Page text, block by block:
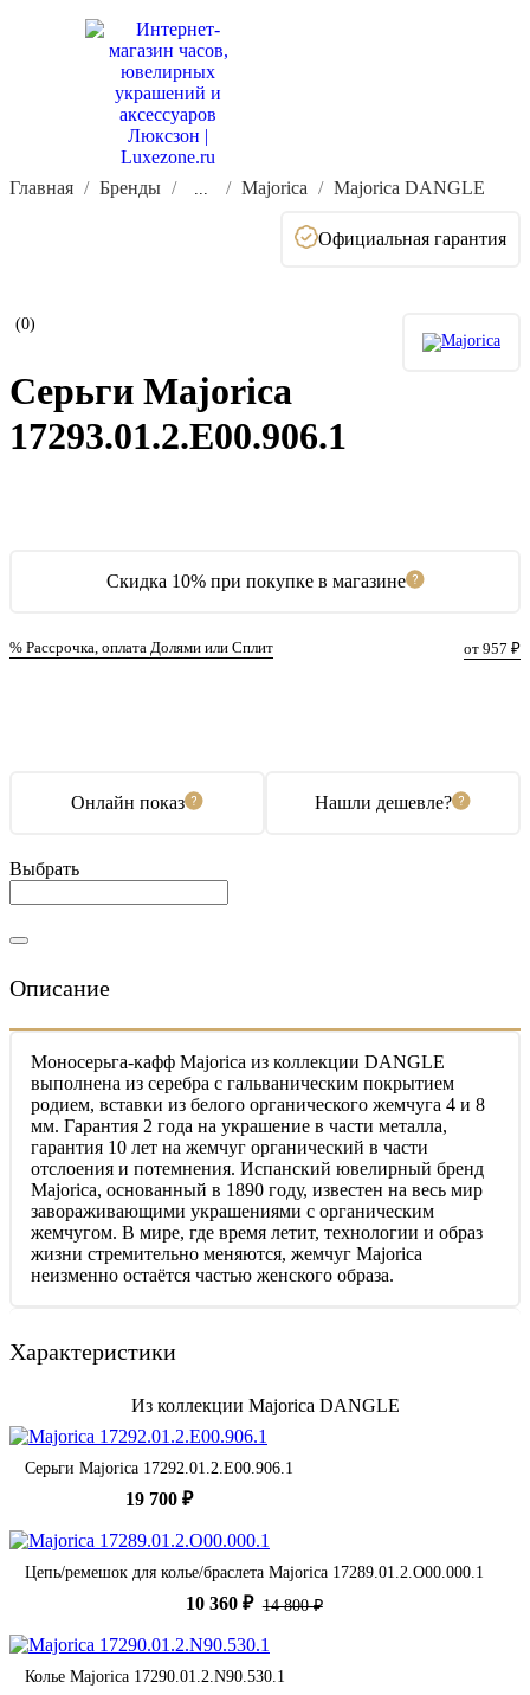
Главная Бренды ... Majorica Majorica DANGLE
Официальная гарантия
(0)
Скидка 10% при покупке в магазине
% Рассрочка, оплата Долями или Сплит от 957 ₽
Серьги Majorica
17293.01.2.E00.906.1
Онлайн показ Нашли дешевле?
Выбрать
Описание
Моносерьга-кафф Majorica из коллекции DANGLE
выполнена из серебра с гальваническим покрытием
родием, вставки из белого органического жемчуга 4 и 8
мм. Гарантия 2 года на украшение в части металла,
гарантия 10 лет на жемчуг органический в части
отслоения и потемнения. Испанский ювелирный бренд
Majorica, основанный в 1890 году, известен на весь мир
завораживающими украшениями c органическим
жемчугом. В мире, где время летит, технологии и образ
жизни стремительно меняются, жемчуг Majorica
неизменно остаётся частью женского образа.
Характеристики
Из коллекции Majorica DANGLE
Серьги Majorica 17292.01.2.E00.906.1
19 700 ₽
Цепь/ремешок для колье/браслета Majorica 17289.01.2.O00.000.1
10 360 ₽ 14 800 ₽
Колье Majorica 17290.01.2.N90.530.1